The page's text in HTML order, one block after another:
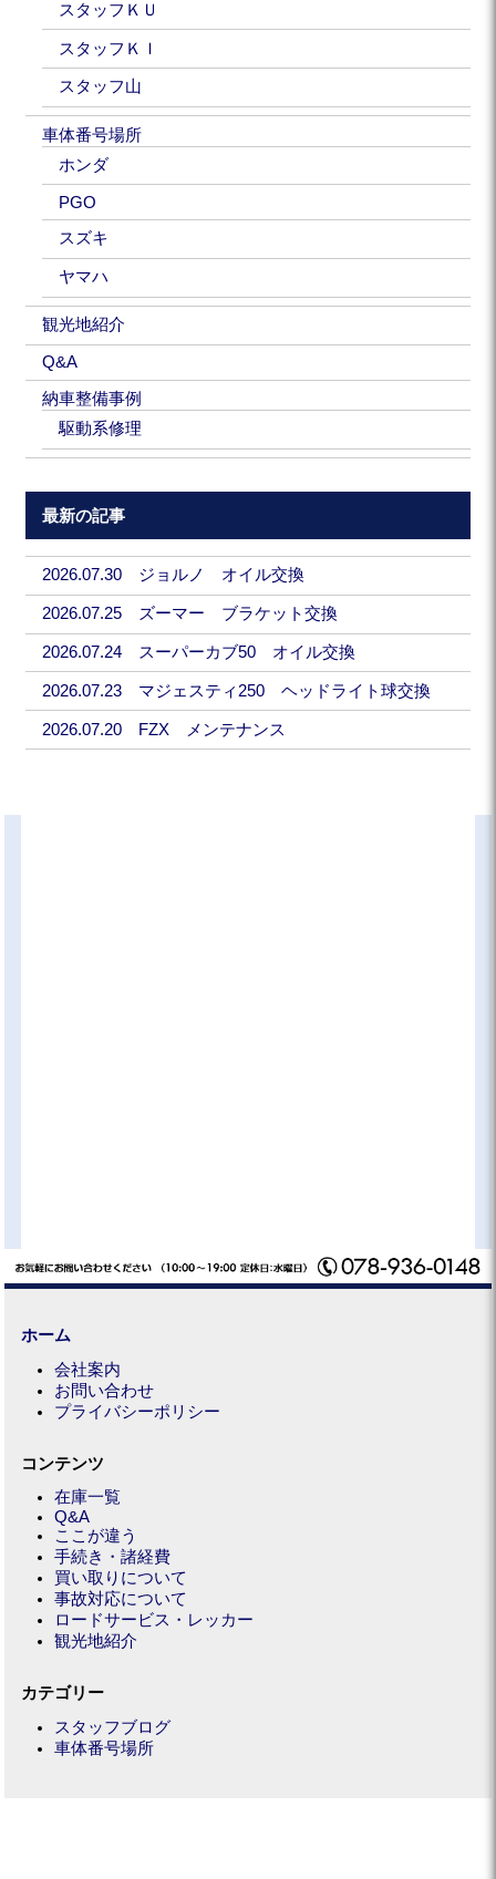
スタッフＫＵ
スタッフＫＩ
スタッフ山
車体番号場所
ホンダ
PGO
スズキ
ヤマハ
観光地紹介
Q&A
納車整備事例
駆動系修理
最新の記事
2026.07.30 ジョルノ オイル交換
2026.07.25 ズーマー ブラケット交換
2026.07.24 スーパーカブ50 オイル交換
2026.07.23 マジェスティ250 ヘッドライト球交換
2026.07.20 FZX メンテナンス
ホーム
会社案内
お問い合わせ
プライバシーポリシー
コンテンツ
在庫一覧
Q&A
ここが違う
手続き・諸経費
買い取りについて
事故対応について
ロードサービス・レッカー
観光地紹介
カテゴリー
スタッフブログ
車体番号場所